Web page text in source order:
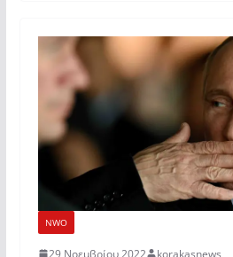
NWO
29 Νοεμβρίου 2022 korakasnews